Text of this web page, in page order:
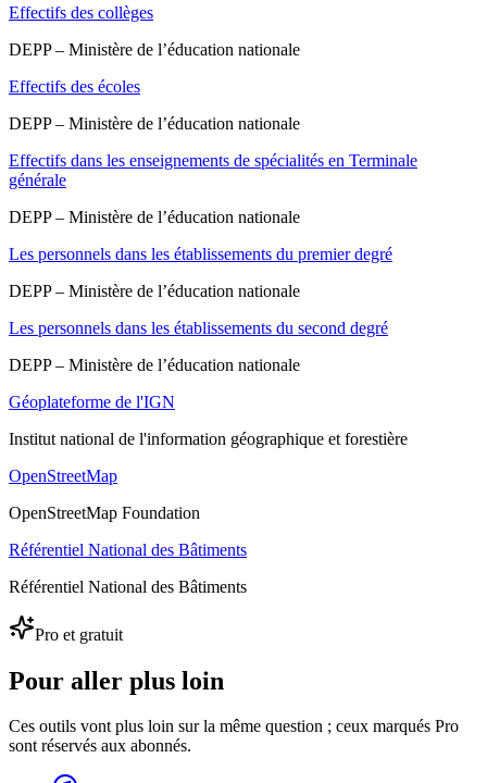
Effectifs des collèges
DEPP – Ministère de l’éducation nationale
Effectifs des écoles
DEPP – Ministère de l’éducation nationale
Effectifs dans les enseignements de spécialités en Terminale
générale
DEPP – Ministère de l’éducation nationale
Les personnels dans les établissements du premier degré
DEPP – Ministère de l’éducation nationale
Les personnels dans les établissements du second degré
DEPP – Ministère de l’éducation nationale
Géoplateforme de l'IGN
Institut national de l'information géographique et forestière
OpenStreetMap
OpenStreetMap Foundation
Référentiel National des Bâtiments
Référentiel National des Bâtiments
Pro et gratuit
Pour aller plus loin
Ces outils vont plus loin sur la même question ; ceux marqués Pro
sont réservés aux abonnés.